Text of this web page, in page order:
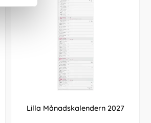
Lilla Månadskalendern 2027